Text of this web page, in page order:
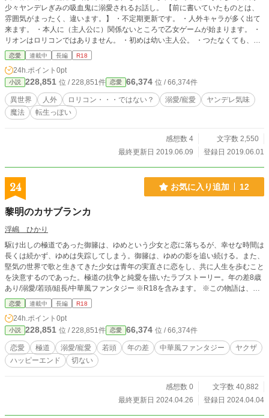
少々ヤンデレぎみの吸血鬼に溺愛されるお話し。 【前に書いていたものとは、
雰囲気がまったく、違います。】 ・不定期更新です。 ・人外キャラが多く出て
来ます。 ・本人に（主人公に）関係ないところで乙女ゲームが始まります。 ・
リオンはロリコンではありません。 ・初めは幼い主人公。 ・つたなくても、ご
容赦ください。 ・誤字、脱字があれば、言ってくださると、嬉しいです。 よろ
しくお願いいたします。 フランス語で、ルージュ（紅い）、サン（血）、シェ
ヌ（鎖）です。 日本語にすると、〔紅い血の鎖〕と、なります。
恋愛 連載中 長編 R18
24h.ポイント 0pt
小説 228,851 位 / 228,851件 恋愛 66,374 位 / 66,374件
異世界 人外 ロリコン・・・ではない？ 溺愛/寵愛
ヤンデレ気味
魔法
転生っぽい
感想数 4
文字数 2,550
最終更新日 2019.06.09
登録日 2019.06.01
24 お気に入り追加 12
黎明のカサブランカ
浮嶋 ひかり
駆け出しの極道であった御籐は、ゆめという少女と恋に落ちるが、幸せな時間は
長くは続かず、ゆめは失踪してしまう。御籐は、ゆめの影を追い続ける。また、
堅気の世界で歌と生きてきた少女は青年の実直さに恋をし、共に人生を歩むこと
を決意するのであった。極道の抗争と純愛を描いたラブストーリー。年の差8歳
あり/溺愛/若頭/組長/中華風ファンタジー ※R18を含みます。 ※この物語は、フ
ィクションです。実在の人物、団体とは一切関係ありません。
恋愛 連載中 長編 R18
24h.ポイント 0pt
小説 228,851 位 / 228,851件 恋愛 66,374 位 / 66,374件
恋愛 極道 溺愛/寵愛 若頭 年の差 中華風ファンタジー
ヤクザ
ハッピーエンド
切ない
感想数 0
文字数 40,882
最終更新日 2024.04.26
登録日 2024.04.04